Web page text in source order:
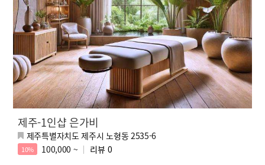
제주-1인샵 은가비
제주특별자치도 제주시 노형동 2535-6
10% 100,000 ~ 리뷰 0